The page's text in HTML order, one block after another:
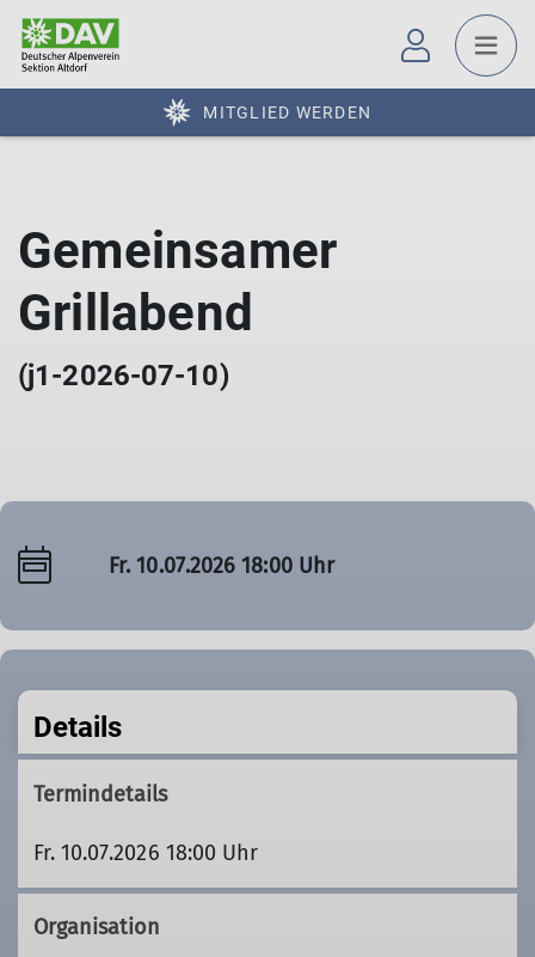
MITGLIED WERDEN
Gemeinsamer
Grillabend
(j1-2026-07-10)
Fr. 10.07.2026 18:00 Uhr
Details
Termindetails
Fr. 10.07.2026 18:00 Uhr
Organisation